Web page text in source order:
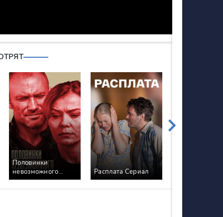
Половинки
невозможного
Сериал
Расплата Сериал